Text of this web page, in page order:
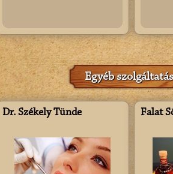
Egyéb
Dr. Székely Tünde Falat